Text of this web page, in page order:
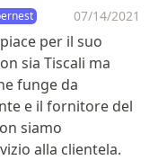
07/14/2021
per il suo
sia Tiscali ma
funge da
e il fornitore del
siamo
alla clientela.